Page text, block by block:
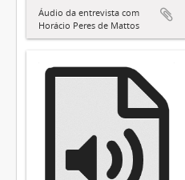
Áudio da entrevista com
Horácio Peres de Mattos